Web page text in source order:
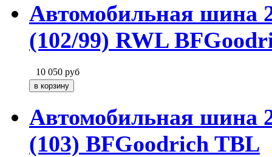
Автомобильная шина
(102/99) RWL
10 050 руб
Автомобильная шина
(103) BFGoodrich TBL